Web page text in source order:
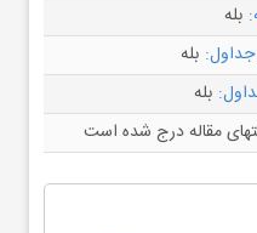
بله
بله
بله
مقاله درج شده است